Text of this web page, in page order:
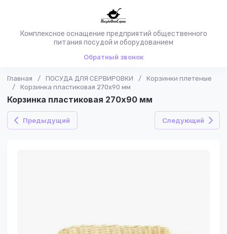
Комплексное оснащение предприятий общественного
питания посудой и оборудованием
Обратный звонок
Главная / ПОСУДА ДЛЯ СЕРВИРОВКИ /
Корзинки плетеные
/
Корзинка пластиковая 270х90 мм
Корзинка пластиковая 270х90 мм
Предыдущий Следующий